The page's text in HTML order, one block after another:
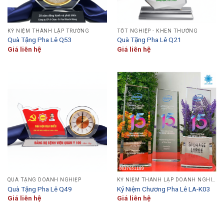
KỶ NIỆM THÀNH LẬP TRƯỜNG
Quà Tặng Pha Lê Q53
Giá liên hệ
TỐT NGHIỆP - KHEN THƯỞNG
Quà Tặng Pha Lê Q21
Giá liên hệ
QUÀ TẶNG DOANH NGHIỆP
Quà Tặng Pha Lê Q49
Giá liên hệ
Kỷ Niệm Chương Pha Lê LA-K03
Giá liên hệ